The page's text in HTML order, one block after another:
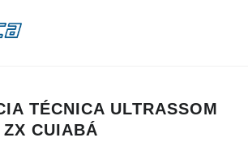
TÉCNICA ULTRASSOM
CUIABÁ